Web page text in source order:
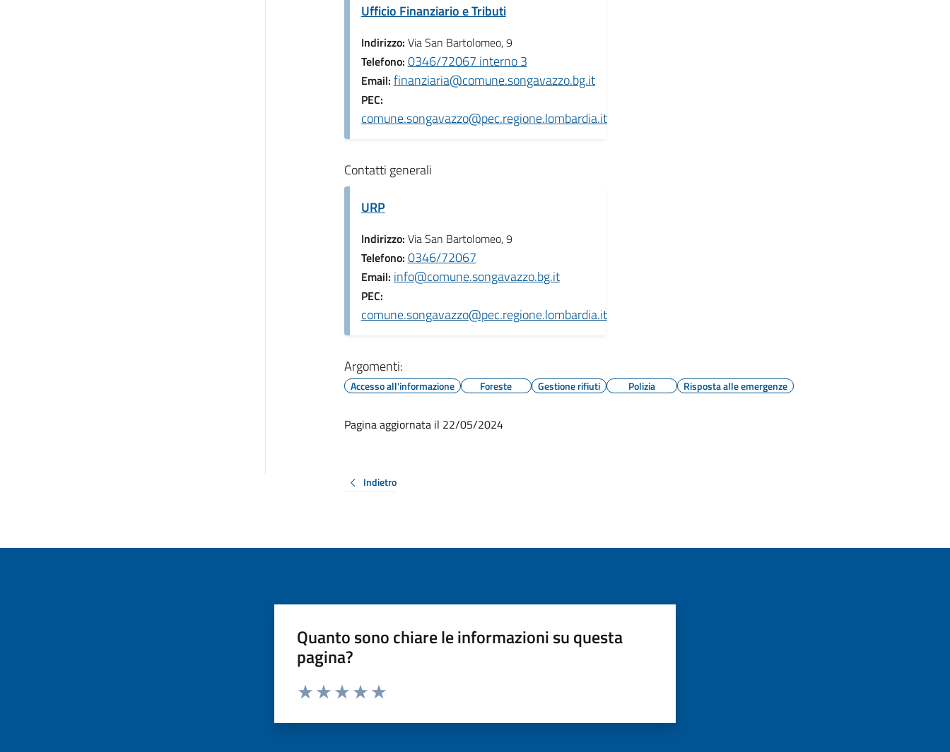
Ufficio Finanziario e Tributi
Indirizzo: Via San Bartolomeo, 9
Telefono: 0346/72067 interno 3
Email: finanziaria@comune.songavazzo.bg.it
PEC:
comune.songavazzo@pec.regione.lombardia.it
Contatti generali
URP
Indirizzo: Via San Bartolomeo, 9
Telefono: 0346/72067
Email: info@comune.songavazzo.bg.it
PEC:
comune.songavazzo@pec.regione.lombardia.it
Argomenti:
Accesso all'informazione Foreste Gestione rifiuti Polizia Risposta alle emergenze
Pagina aggiornata il 22/05/2024
Indietro
Quanto sono chiare le informazioni su questa
pagina?
Valuta da 1 a 5 stelle la pagina